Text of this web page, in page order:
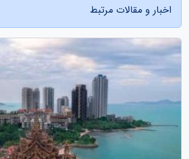
اخبار و مقالات مرتبط